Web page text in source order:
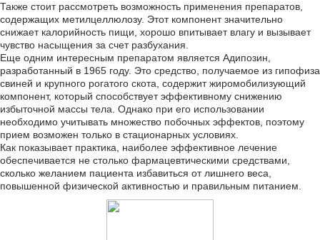
Также стоит рассмотреть возможность применения препаратов,
содержащих метилцеллюлозу. Этот компонент значительно
снижает калорийность пищи, хорошо впитывает влагу и вызывает
чувство насыщения за счет разбухания.
Еще одним интересным препаратом является Адипозин,
разработанный в 1965 году. Это средство, получаемое из гипофиза
свиней и крупного рогатого скота, содержит жиромобилизующий
компонент, который способствует эффективному снижению
избыточной массы тела. Однако при его использовании
необходимо учитывать множество побочных эффектов, поэтому
прием возможен только в стационарных условиях.
Как показывает практика, наиболее эффективное лечение
обеспечивается не столько фармацевтическими средствами,
сколько желанием пациента избавиться от лишнего веса,
повышенной физической активностью и правильным питанием.